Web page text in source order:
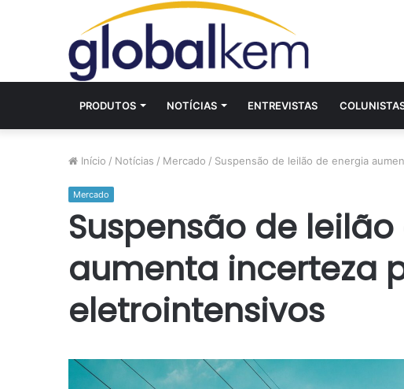
PRODUTOS NOTÍCIAS ENTREVISTAS
Início / Notícias / Mercado / Suspensão de leilão de energia
Mercado
Suspensão de
aumenta incerteza
eletrointensivos